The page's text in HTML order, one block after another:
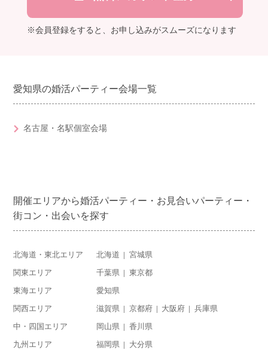
※会員登録をすると、お申し込みがスムーズになります
愛知県の婚活パーティー会場一覧
名古屋・名駅個室会場
開催エリアから婚活パーティー・お見合いパーティー・
街コン・出会いを探す
北海道・東北エリア 北海道 宮城県
関東エリア 千葉県 東京都
東海エリア 愛知県
関西エリア 滋賀県 京都府 大阪府 兵庫県
中・四国エリア 岡山県 香川県
九州エリア 福岡県 大分県